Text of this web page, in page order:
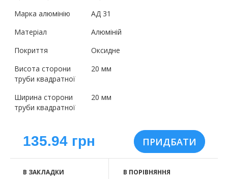
Марка алюмінію
АД 31
Матеріал
Алюміній
Покриття
Оксидне
Висота сторони
труби квадратної
20 мм
Ширина сторони
труби квадратної
20 мм
135.94 грн
В ЗАКЛАДКИ В ПОРІВНЯННЯ